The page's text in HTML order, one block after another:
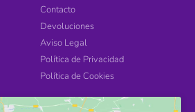
Contacto
Devoluciones
Aviso Legal
Política de Privacidad
Política de Cookies